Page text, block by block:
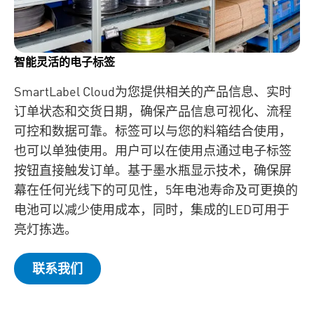
智能灵活的电子标签
SmartLabel Cloud为您提供相关的产品信息、实时
订单状态和交货日期，确保产品信息可视化、流程
可控和数据可靠。标签可以与您的料箱结合使用，
也可以单独使用。用户可以在使用点通过电子标签
按钮直接触发订单。基于墨水瓶显示技术，确保屏
幕在任何光线下的可见性，5年电池寿命及可更换的
电池可以减少使用成本，同时，集成的LED可用于
亮灯拣选。
联系我们